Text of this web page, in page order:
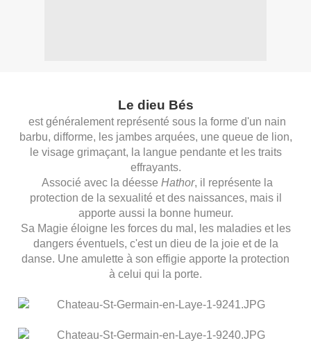
Le dieu Bés
est généralement représenté sous la forme d'un nain
barbu, difforme, les jambes arquées, une queue de lion,
le visage grimaçant, la langue pendante et les traits
effrayants.
Associé avec la déesse Hathor, il représente la
protection de la sexualité et des naissances, mais il
apporte aussi la bonne humeur.
Sa Magie éloigne les forces du mal, les maladies et les
dangers éventuels, c'est un dieu de la joie et de la
danse. Une amulette à son effigie apporte la protection
à celui qui la porte.